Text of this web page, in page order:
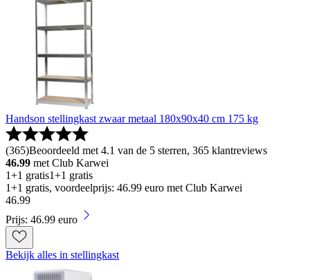
Handson stellingkast zwaar metaal 180x90x40 cm 175 kg
(365)Beoordeeld met 4.1 van de 5 sterren, 365 klantreviews
46.99 met Club Karwei
1+1 gratis1+1 gratis
1+1 gratis, voordeelprijs: 46.99 euro met Club Karwei
46.99
Prijs: 46.99 euro
Bekijk alles in stellingkast